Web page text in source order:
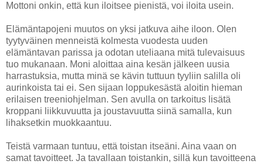
Mottoni onkin, että kun iloitsee pienistä, voi iloita usein.
Elämäntapojeni muutos on yksi jatkuva aihe iloon. Olen
tyytyväinen menneistä kolmesta vuodesta uuden
elämäntavan parissa ja odotan uteliaana mitä tulevaisuus
tuo mukanaan. Moni aloittaa aina kesän jälkeen uusia
harrastuksia, mutta minä se kävin tuttuun tyyliin salilla oli
aurinkoista tai ei. Sen sijaan loppukesästä aloitin hieman
erilaisen treeniohjelman. Sen avulla on tarkoitus lisätä
kroppani liikkuvuutta ja joustavuutta siinä samalla, kun
lihaksetkin muokkaantuu.
Teistä varmaan tuntuu, että toistan itseäni. Aina vaan on
samat tavoitteet. Ja tavallaan toistankin, sillä kun tavoitteena